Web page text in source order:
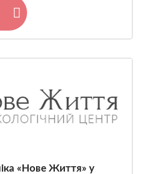
«Нове Життя» у